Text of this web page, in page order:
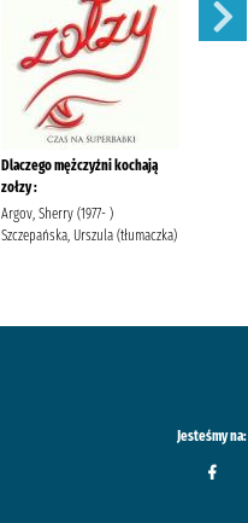
Dlaczego mężczyźni kochają
zołzy :
Argov, Sherry (1977- )
Szczepańska, Urszula (tłumaczka)
Jesteśmy na: